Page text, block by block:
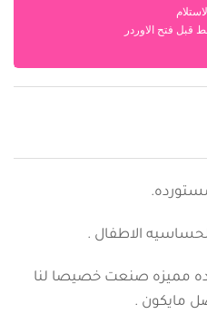
قبل فتح الاوردر
الاطفال .
مميزه صنعت خصيصا لنا
مايكون .